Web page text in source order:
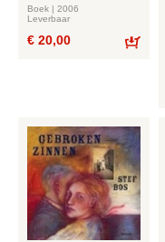
Boek | 2006
Leverbaar
€ 20,00